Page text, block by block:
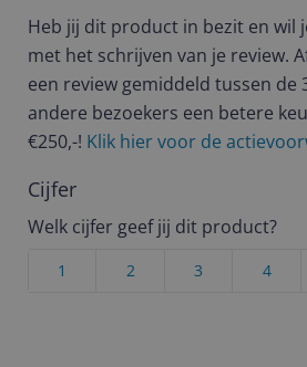
Heb jij dit product in bezit en wil
met het schrijven van je review.
een review gemiddeld tussen
andere bezoekers een betere
€250,-! Klik hier voor de
Cijfer
Welk cijfer geef jij dit product?
4
3
2
1